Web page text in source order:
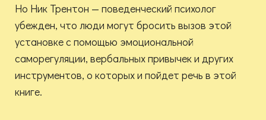
Но Ник Трентон — поведенческий психолог
убежден, что люди могут бросить вызов этой
установке с помощью эмоциональной
саморегуляции, вербальных привычек и других
инструментов, о которых и пойдет речь в этой
книге.